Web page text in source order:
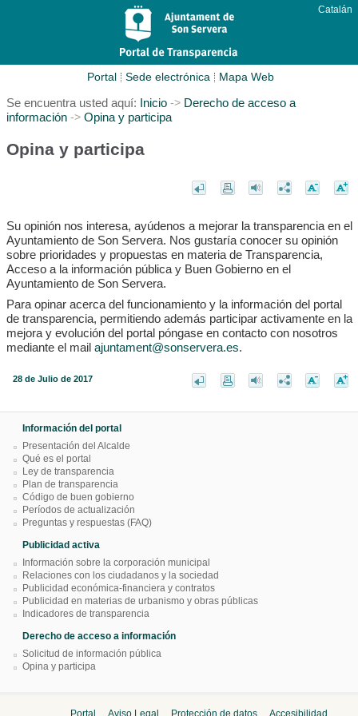
Portal Sede electrónica Mapa Web
Catalán
Se encuentra usted aquí: Inicio-> Derecho de acceso a
información-> Opina y participa
Opina y participa
Su opinión nos interesa, ayúdenos a mejorar la transparencia en el
Ayuntamiento de Son Servera. Nos gustaría conocer su opinión
sobre prioridades y propuestas en materia de Transparencia,
Acceso a la información pública y Buen Gobierno en el
Ayuntamiento de Son Servera.
Para opinar acerca del funcionamiento y la información del portal
de transparencia, permitiendo además participar activamente en la
mejora y evolución del portal póngase en contacto con nosotros
mediante el mail ajuntament@sonservera.es.
28 de Julio de 2017
Información del portal
Presentación del Alcalde
Qué es el portal
Ley de transparencia
Plan de transparencia
Código de buen gobierno
Períodos de actualización
Preguntas y respuestas (FAQ)
Publicidad activa
Información sobre la corporación municipal
Relaciones con los ciudadanos y la sociedad
Publicidad económica-financiera y contratos
Publicidad en materias de urbanismo y obras públicas
Indicadores de transparencia
Derecho de acceso a información
Solicitud de información pública
Opina y participa
Portal Aviso Legal Protección de datos Accesibilidad